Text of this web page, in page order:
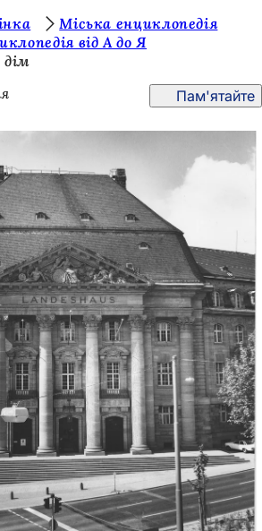
Міська енциклопедія
від А до Я
Пам'ятайте